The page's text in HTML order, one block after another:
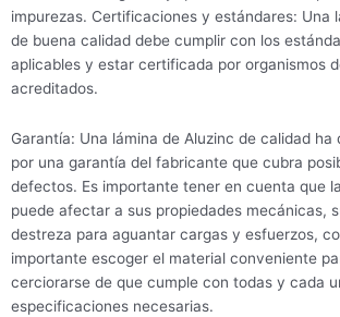
impurezas. Certificaciones y estándares: Una
de buena calidad debe cumplir con los
aplicables y estar certificada por organismos
acreditados.
Garantía: Una lámina de Aluzinc de calidad ha
por una garantía del fabricante que cubra
defectos. Es importante tener en cuenta que
puede afectar a sus propiedades mecánicas,
destreza para aguantar cargas y esfuerzos,
importante escoger el material conveniente
cerciorarse de que cumple con todas y cada
especificaciones necesarias.